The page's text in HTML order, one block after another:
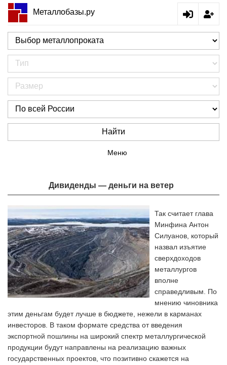
Металлобазы.ру
Найти
Меню
Дивиденды — деньги на ветер
Так считает глава
Минфина Антон
Силуанов, который
назвал изъятие
сверхдоходов
металлургов
вполне
справедливым. По
мнению чиновника
этим деньгам будет лучше в бюджете, нежели в карманах
инвесторов. В таком формате средства от введения
экспортной пошлины на широкий спектр металлургической
продукции будут направлены на реализацию важных
государственных проектов, что позитивно скажется на